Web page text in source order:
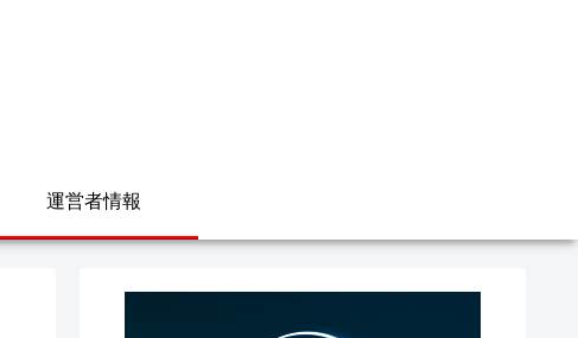
運営者情報